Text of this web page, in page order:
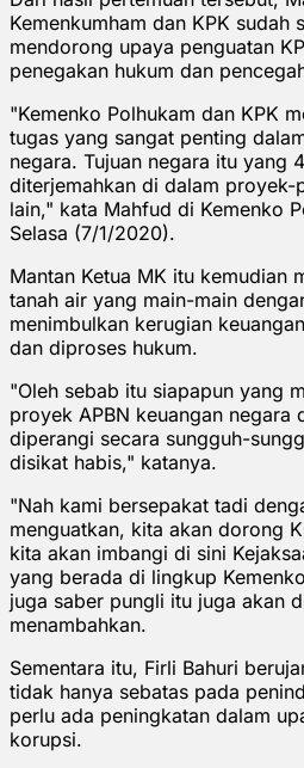
Kemenkumham dan KPK sudah
mendorong upaya penguatan
penegakan hukum dan
"Kemenko Polhukam dan KPK
tugas yang sangat penting
negara. Tujuan negara itu yang
diterjemahkan di dalam proyek-
lain," kata Mahfud di Kemenko
Selasa (7/1/2020).
Mantan Ketua MK itu kemudian
tanah air yang main-main
menimbulkan kerugian
dan diproses hukum.
"Oleh sebab itu siapapun yang
proyek APBN keuangan negara
diperangi secara sungguh-
disikat habis," katanya.
"Nah kami bersepakat tadi
menguatkan, kita akan dorong
kita akan imbangi di sini
yang berada di lingkup
juga saber pungli itu juga akan
menambahkan.
Sementara itu, Firli Bahuri
tidak hanya sebatas pada
perlu ada peningkatan dalam
korupsi.